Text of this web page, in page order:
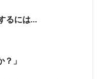
るには…
」